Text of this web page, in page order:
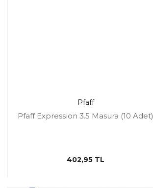
Pfaff
Pfaff Expression 3.5 Masura (10 Adet)
402,95 TL